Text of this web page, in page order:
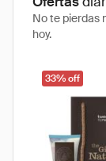
No te pierdas
hoy.
33% off